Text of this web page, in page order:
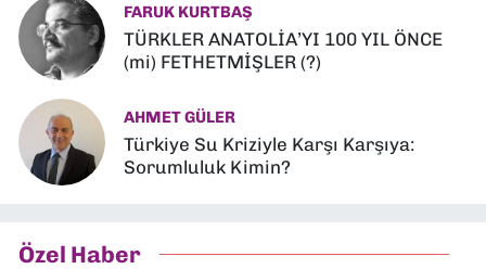
FARUK KURTBAŞ
TÜRKLER ANATOLİA’YI 100 YIL ÖNCE
(mi) FETHETMİŞLER (?)
AHMET GÜLER
Türkiye Su Kriziyle Karşı Karşıya:
Sorumluluk Kimin?
Özel Haber